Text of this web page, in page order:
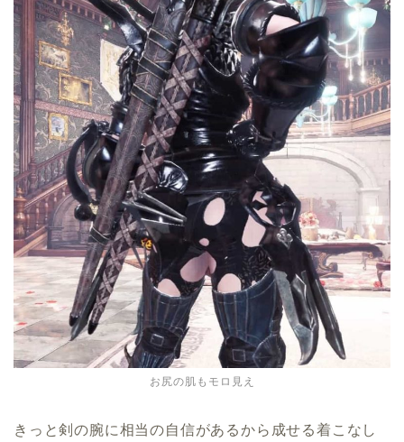
お尻の肌もモロ見え
きっと剣の腕に相当の自信があるから成せる着こなし